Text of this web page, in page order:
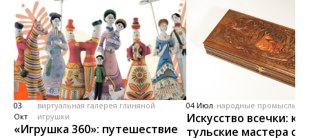
03
Окт
виртуальная галерея глиняной
игрушки
«Игрушка 360»: путешествие
04 Июл народные промыслы,
Искусство всечки: как
тульские мастера